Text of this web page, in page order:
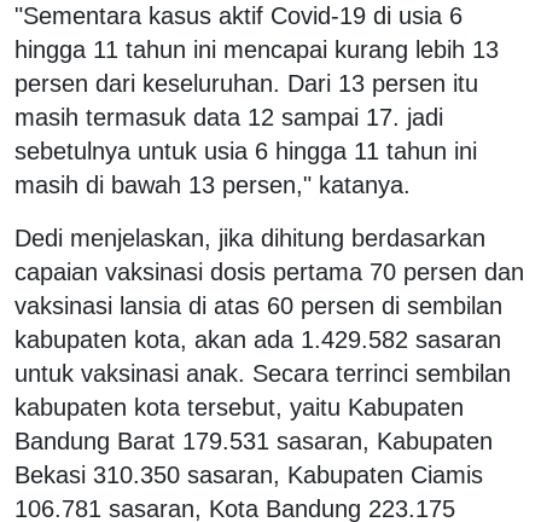
"Sementara kasus aktif Covid-19 di usia 6
hingga 11 tahun ini mencapai kurang lebih 13
persen dari keseluruhan. Dari 13 persen itu
masih termasuk data 12 sampai 17. jadi
sebetulnya untuk usia 6 hingga 11 tahun ini
masih di bawah 13 persen," katanya.
Dedi menjelaskan, jika dihitung berdasarkan
capaian vaksinasi dosis pertama 70 persen dan
vaksinasi lansia di atas 60 persen di sembilan
kabupaten kota, akan ada 1.429.582 sasaran
untuk vaksinasi anak. Secara terrinci sembilan
kabupaten kota tersebut, yaitu Kabupaten
Bandung Barat 179.531 sasaran, Kabupaten
Bekasi 310.350 sasaran, Kabupaten Ciamis
106.781 sasaran, Kota Bandung 223.175